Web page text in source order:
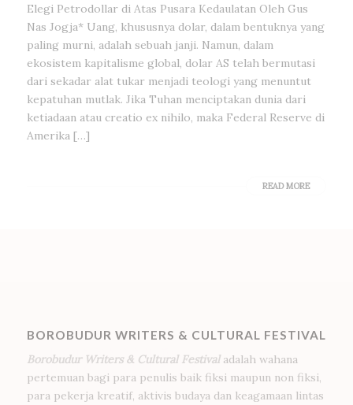
Elegi Petrodollar di Atas Pusara Kedaulatan Oleh Gus
Nas Jogja* Uang, khususnya dolar, dalam bentuknya yang
paling murni, adalah sebuah janji. Namun, dalam
ekosistem kapitalisme global, dolar AS telah bermutasi
dari sekadar alat tukar menjadi teologi yang menuntut
kepatuhan mutlak. Jika Tuhan menciptakan dunia dari
ketiadaan atau creatio ex nihilo, maka Federal Reserve di
Amerika […]
READ MORE
BOROBUDUR WRITERS & CULTURAL FESTIVAL
Borobudur Writers & Cultural Festival adalah wahana
pertemuan bagi para penulis baik fiksi maupun non fiksi,
para pekerja kreatif, aktivis budaya dan keagamaan lintas